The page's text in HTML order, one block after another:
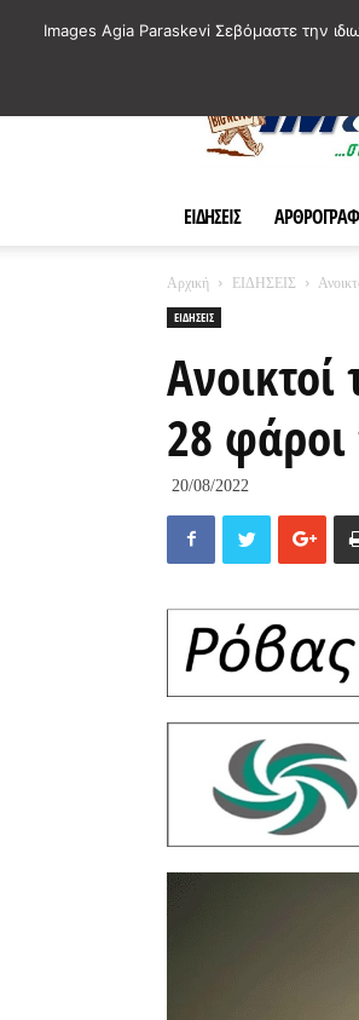
ΕΙΔΗΣΕΙΣ
Αρχική ΕΙΔΗΣΕΙΣ
ΕΙΔΗΣΕΙΣ
28
20/08/2022
Images Agia Paraskevi Σεβόμαστε την